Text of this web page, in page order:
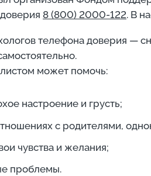
8 (800) 2000-122. В
телефона доверия —
может помочь:
настроение и грусть;
с родителями,
чувства и желания;
проблемы.